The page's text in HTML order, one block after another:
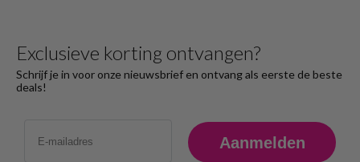
Exclusieve korting ontvangen?
Schrijf je in voor onze nieuwsbrief en ontvang als eerste de beste
deals!
Aanmelden